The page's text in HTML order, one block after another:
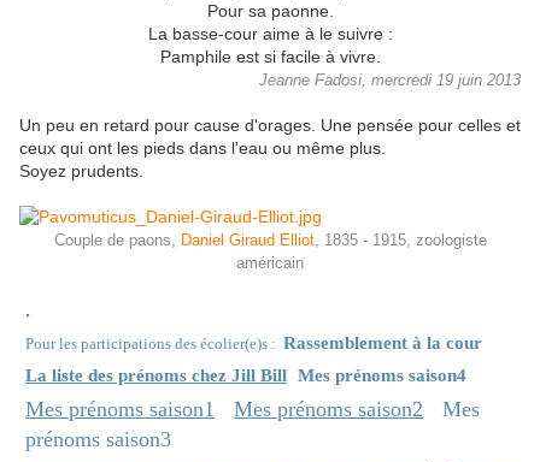
Pour sa paonne.
La basse-cour aime à le suivre :
Pamphile est si facile à vivre.
Jeanne Fadosi, mercredi 19 juin 2013
Un peu en retard pour cause d'orages. Une pensée pour celles et
ceux qui ont les pieds dans l'eau ou même plus.
Soyez prudents.
Couple de paons, Daniel Giraud Elliot, 1835 - 1915, zoologiste
américain
.
Pour les participations des écolier(e)s : Rassemblement à la cour
La liste des prénoms chez Jill Bill Mes prénoms saison4
Mes prénoms saison1 Mes prénoms saison2
Mes
prénoms saison3